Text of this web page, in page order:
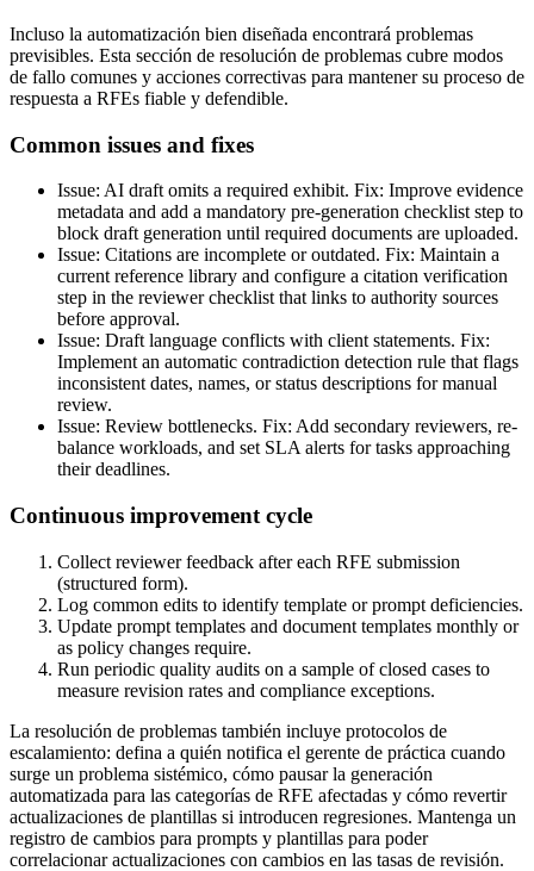
Incluso la automatización bien diseñada encontrará problemas
previsibles. Esta sección de resolución de problemas cubre modos
de fallo comunes y acciones correctivas para mantener su proceso de
respuesta a RFEs fiable y defendible.
Common issues and fixes
Issue: AI draft omits a required exhibit. Fix: Improve evidence
metadata and add a mandatory pre-generation checklist step to
block draft generation until required documents are uploaded.
Issue: Citations are incomplete or outdated. Fix: Maintain a
current reference library and configure a citation verification
step in the reviewer checklist that links to authority sources
before approval.
Issue: Draft language conflicts with client statements. Fix:
Implement an automatic contradiction detection rule that flags
inconsistent dates, names, or status descriptions for manual
review.
Issue: Review bottlenecks. Fix: Add secondary reviewers, re-
balance workloads, and set SLA alerts for tasks approaching
their deadlines.
Continuous improvement cycle
Collect reviewer feedback after each RFE submission
(structured form).
Log common edits to identify template or prompt deficiencies.
Update prompt templates and document templates monthly or
as policy changes require.
Run periodic quality audits on a sample of closed cases to
measure revision rates and compliance exceptions.
La resolución de problemas también incluye protocolos de
escalamiento: defina a quién notifica el gerente de práctica cuando
surge un problema sistémico, cómo pausar la generación
automatizada para las categorías de RFE afectadas y cómo revertir
actualizaciones de plantillas si introducen regresiones. Mantenga un
registro de cambios para prompts y plantillas para poder
correlacionar actualizaciones con cambios en las tasas de revisión.